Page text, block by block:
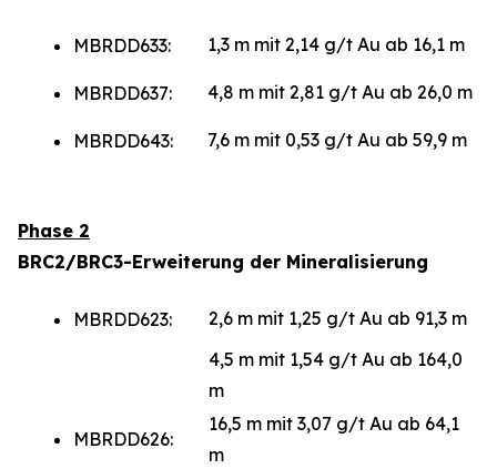
MBRDD633: 1,3 m mit 2,14 g/t Au ab 16,1 m
MBRDD637: 4,8 m mit 2,81 g/t Au ab 26,0 m
MBRDD643: 7,6 m mit 0,53 g/t Au ab 59,9 m
Phase 2
BRC2/BRC3-Erweiterung der Mineralisierung
MBRDD623:
2,6 m mit 1,25 g/t Au ab 91,3 m
4,5 m mit 1,54 g/t Au ab 164,0
m
MBRDD626:
16,5 m mit 3,07 g/t Au ab 64,1
m